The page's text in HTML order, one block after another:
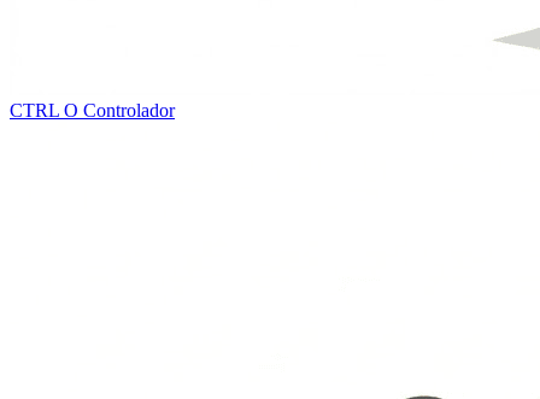
CTRL O Controlador